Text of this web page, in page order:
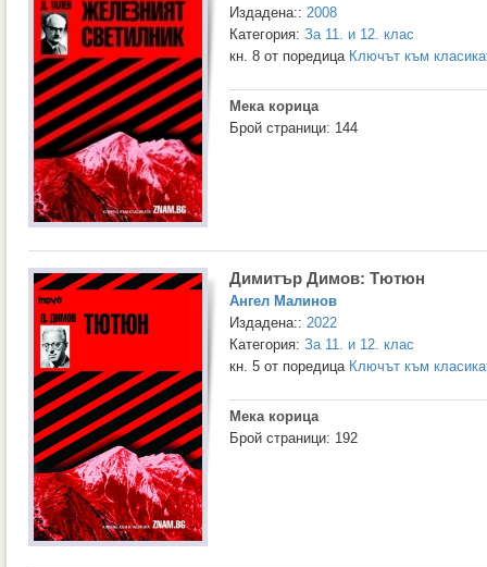
Издадена:: 2008
Категория: За 11. и 12. клас
кн. 8 от поредица Ключът към
Мека корица
Брой страници: 144
Димитър Димов: Тютюн
Ангел Малинов
Издадена:: 2022
Категория: За 11. и 12. клас
кн. 5 от поредица Ключът към
Мека корица
Брой страници: 192